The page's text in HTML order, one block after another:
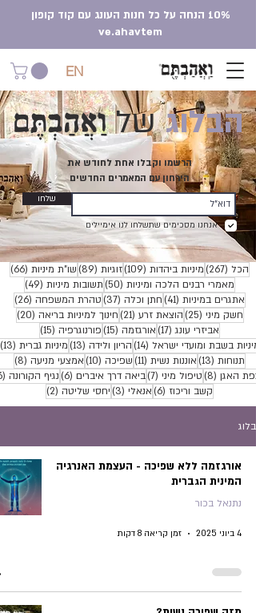
10% הנחה על כל חנות העונג עם קוד קופון
ve.ahavtem
EN
הבלוגשלוַאֲהַבְתֶּם
הרשמו וקבלו אחת לחודש את
הירחון עם המאמרים החדשים
שלחו
אנחנו מסכימים שתשלחו לנו אימיילים
הכל (267) 267 פוסטים
מיניות ביהדות (109) 109 פוסטים
זוגיות (89) 89 פוסטים
שו"ת מיניות (66)
66 פוסטים
מאמרי רבנים הלכה ומיניות (50) 50 פוסטים
תשובות מיניות (49)
49 פוסטים
אתגרים במיניות (41) 41 פוסטיםחתן וכלה (37) 37 פוסטים
טהרת המשפחה (26)
26 פוסטים
חשק מיני (25) 25 פוסטים
הוצאת זרע (21) 21 פוסטיםחינוך למיניות בריאה (20)
20 פוסטים
אביזרי עונג (17) 17 פוסטיםאורגזמה (15) 15 פוסטיםפורנוגרפיה (15)
15 פוסטים
מיניות בשבת ומועדי ישראל (14) 14 פוסטיםהריון ולידה (13) 13 פוסטים
מיניות גברית (13)
תנוחות (13) 13 פוסטיםאוננות נשית (11) 11 פוסטיםשפיכה (10) 10 פוסטיםאמצעי מניעה (8)
8 פוסטים
האגן (8) 8 פוסטיםטיפול מיני (7) 7 פוסטיםביאה דרך איברים (6) 6 פוסטיםנגיף הקורונה (6)
קשב וריכוז (6) 6 פוסטיםאנאלי (3) 3 פוסטיםיחסי שליטה (2) 2 פוסטים
בלוג
אורגזמה ללא שפיכה - העצמת האנרגיה
המינית הגברית
נתנאל בכור
4 ביוני 2025 זמן קריאה 8 דקות